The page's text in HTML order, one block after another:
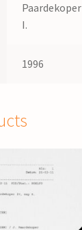
Paardekoper
I.
1996